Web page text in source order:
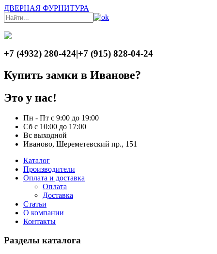
ДВЕРНАЯ ФУРНИТУРА
+7 (4932) 280-424|+7 (915) 828-04-24
Купить замки в Иванове?
Это у нас!
Пн - Пт с 9:00 до 19:00
Сб с 10:00 до 17:00
Вс выходной
Иваново, Шереметевский пр., 151
Каталог
Производители
Оплата и доставка
Оплата
Доставка
Статьи
О компании
Контакты
Разделы каталога